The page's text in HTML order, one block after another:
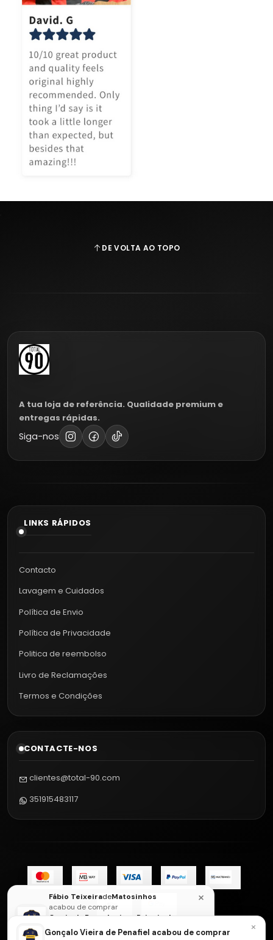
×
Fábio TeixeiradeMatosinhos
acabou de comprar
Camisola Boca Juniors Principal
DE VOLTA AO TOPO
A tua loja de referência. Qualidade premium e
entregas rápidas.
Siga-nos
LINKS RÁPIDOS
Contacto
Lavagem e Cuidados
Política de Envio
Política de Privacidade
Politica de reembolso
Livro de Reclamações
Termos e Condições
CONTACTE-NOS
clientes@total-90.com
351915483117
Envie-nos uma mensagem de
×
Gonçalo Vieira de Penafiel acabou de comprar